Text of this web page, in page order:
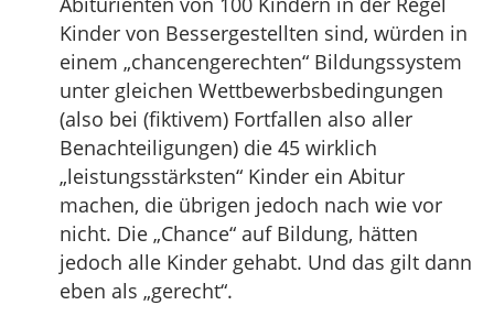
Kinder von Bessergestellten sind, würden in
einem „chancengerechten“ Bildungssystem
unter gleichen Wettbewerbsbedingungen
(also bei (fiktivem) Fortfallen also aller
Benachteiligungen) die 45 wirklich
„leistungsstärksten“ Kinder ein Abitur
machen, die übrigen jedoch nach wie vor
nicht. Die „Chance“ auf Bildung, hätten
jedoch alle Kinder gehabt. Und das gilt dann
eben als „gerecht“.